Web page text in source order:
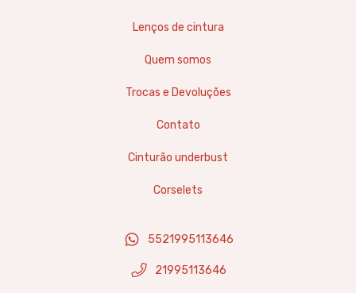
Lenços de cintura
Quem somos
Trocas e Devoluções
Contato
Cinturão underbust
Corselets
5521995113646
21995113646